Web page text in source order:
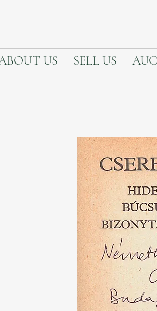
US SELL US